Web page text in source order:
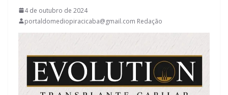
4 de outubro de 2024
portaldomediopiracicaba@gmail.com Redação